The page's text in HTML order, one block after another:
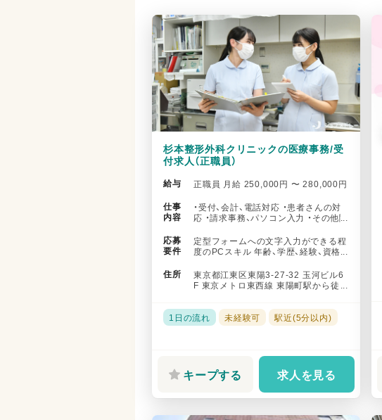
杉本整形外科クリニックの医療事務/受
付求人（正職員）
給与
正職員 月給 250,000円 〜 280,000円
仕事
内容
・受付、会計、電話対応 ・患者さんの対
応 ・請求事務、パソコン入力 ・その他関
応募
要件
定型フォームへの文字入力ができる程
度のPCスキル 年齢、学歴、経験、資格
住所
東京都江東区東陽3-27-32 玉河ビル6
F 東京メトロ東西線 東陽町駅から徒
1日の流れ
未経験可 駅近(5分以内)
キープする 求人を見る